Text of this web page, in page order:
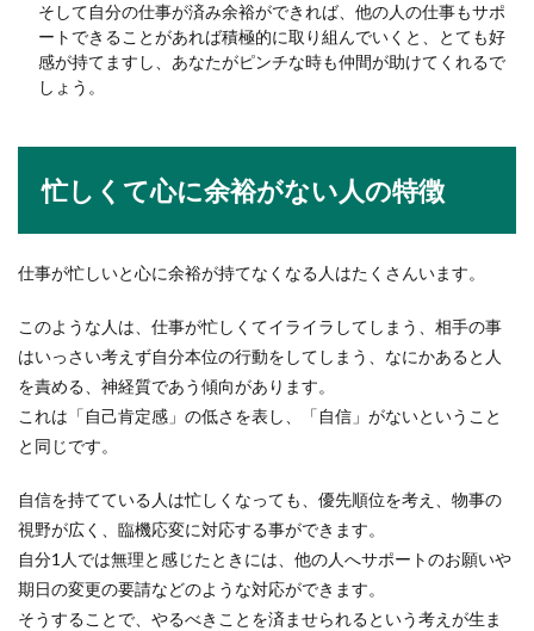
そして自分の仕事が済み余裕ができれば、他の人の仕事もサポ
ートできることがあれば積極的に取り組んでいくと、とても好
感が持てますし、あなたがピンチな時も仲間が助けてくれるで
しょう。
忙しくて心に余裕がない人の特徴
仕事が忙しいと心に余裕が持てなくなる人はたくさんいます。
このような人は、仕事が忙しくてイライラしてしまう、相手の事
はいっさい考えず自分本位の行動をしてしまう、なにかあると人
を責める、神経質であう傾向があります。
これは「自己肯定感」の低さを表し、「自信」がないということ
と同じです。
自信を持てている人は忙しくなっても、優先順位を考え、物事の
視野が広く、臨機応変に対応する事ができます。
自分1人では無理と感じたときには、他の人へサポートのお願いや
期日の変更の要請などのような対応ができます。
そうすることで、やるべきことを済ませられるという考えが生ま